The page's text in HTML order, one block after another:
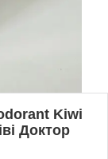
Kiwi
Доктор